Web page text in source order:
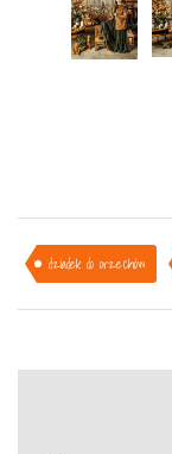
dziadek do orzechów